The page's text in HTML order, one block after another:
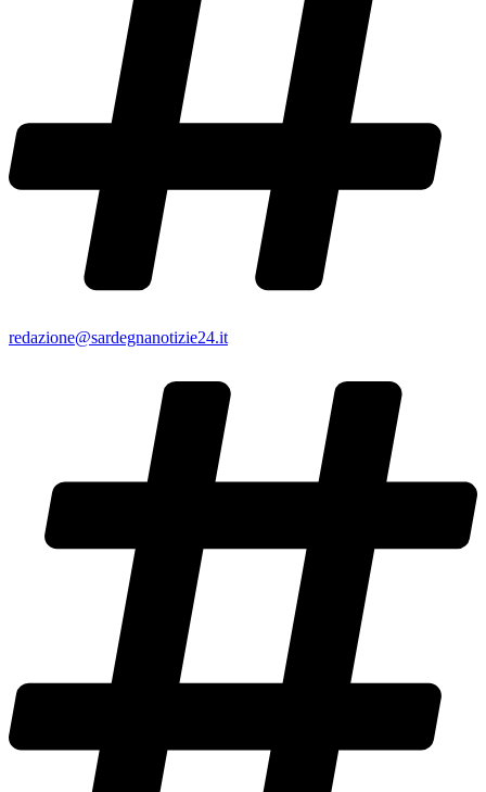
redazione@sardegnanotizie24.it